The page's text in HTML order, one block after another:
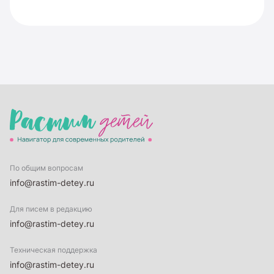
По общим вопросам
info@rastim-detey.ru
Для писем в редакцию
info@rastim-detey.ru
Техническая поддержка
info@rastim-detey.ru